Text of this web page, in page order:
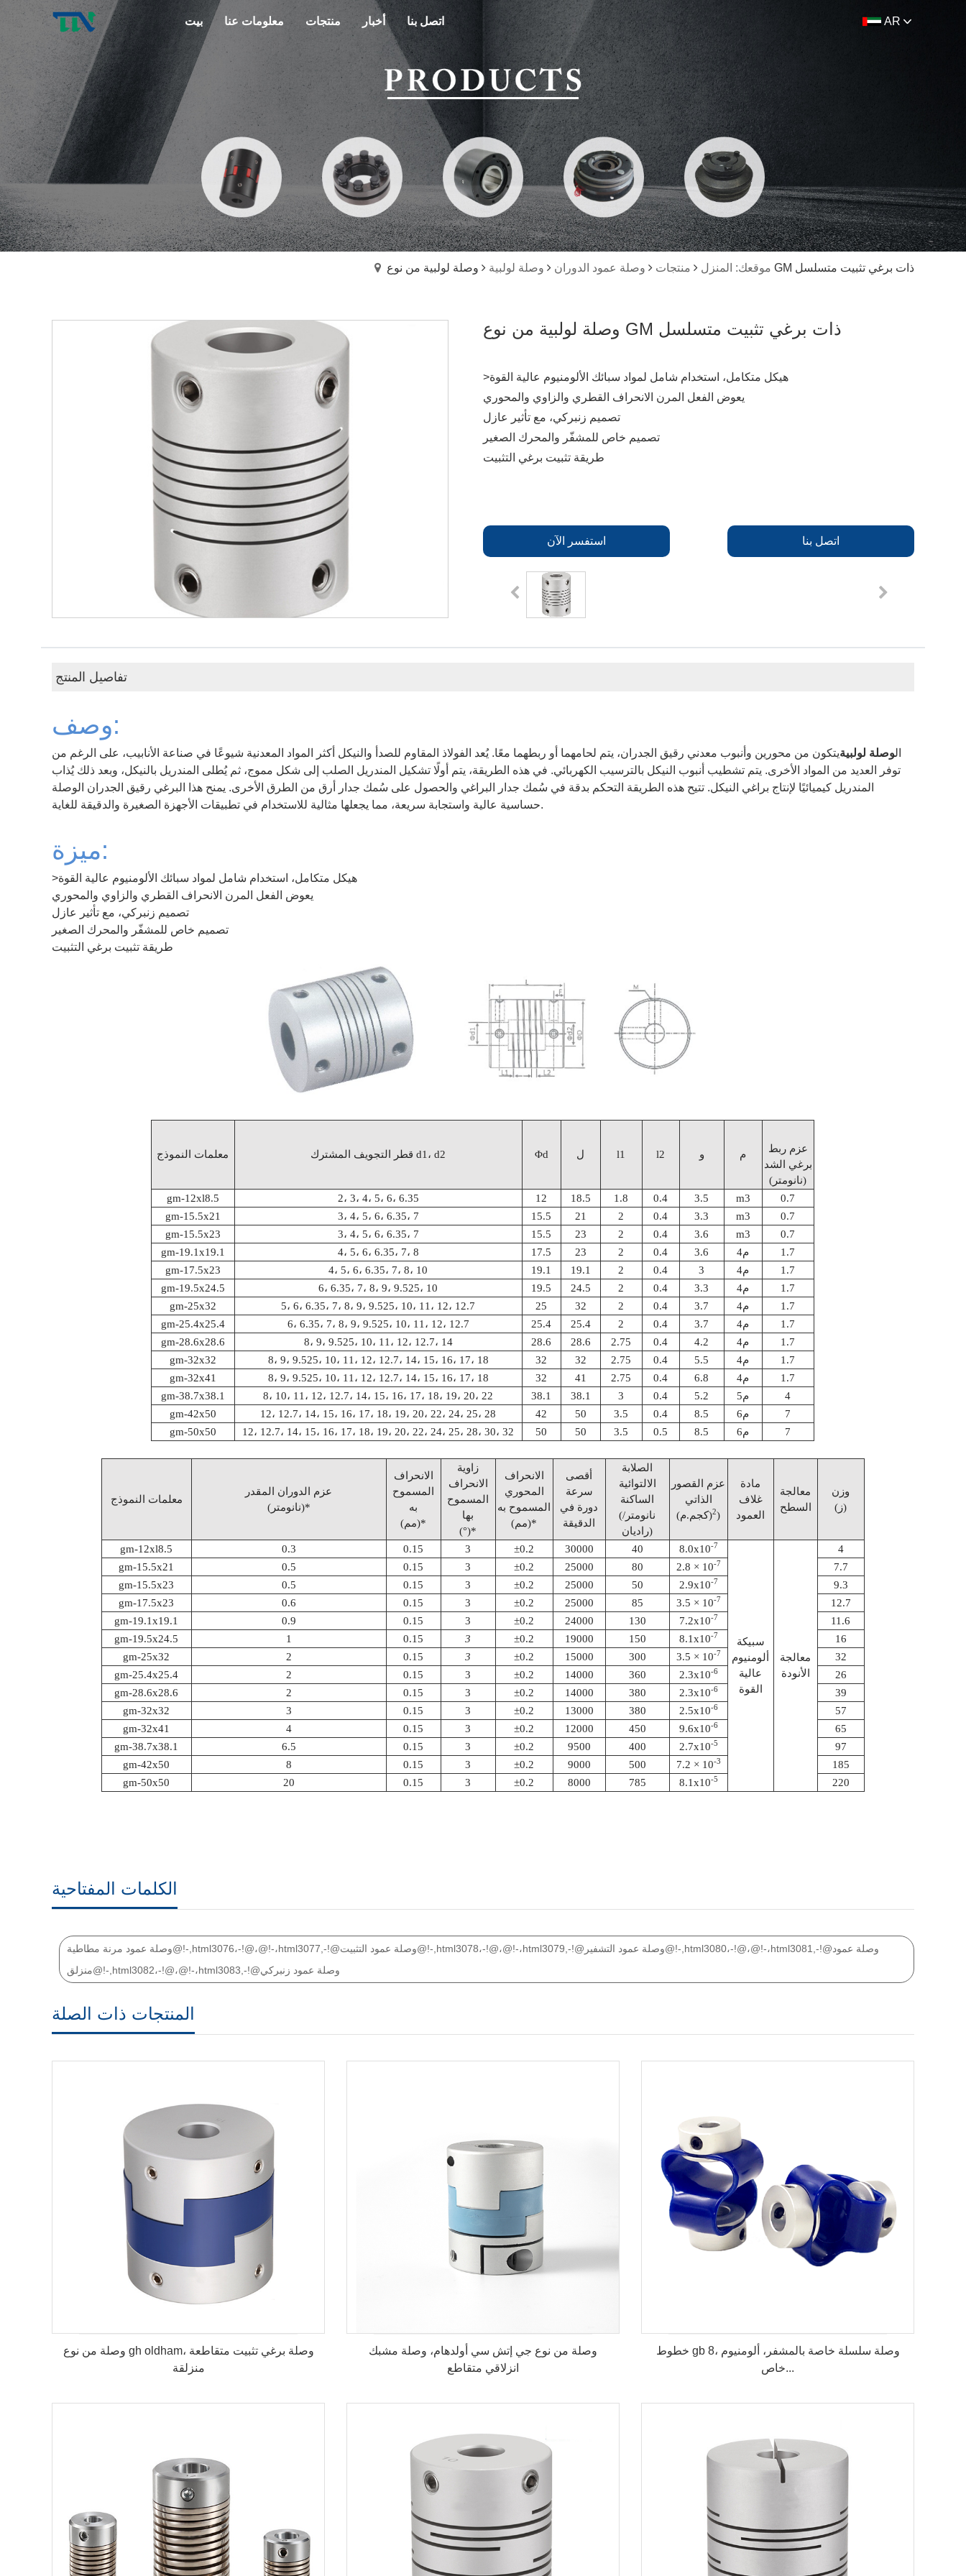
بيت معلومات عنا منتجات أخبار اتصل بنا AR
موقعك: المنزل منتجات وصلة عمود الدوران وصلة لولبية وصلة لولبية من نوع GM ذات برغي تثبيت متسلسل
وصلة لولبية من نوع GM ذات برغي تثبيت متسلسل
>هيكل متكامل، استخدام شامل لمواد سبائك الألومنيوم عالية القوة
يعوض الفعل المرن الانحراف القطري والزاوي والمحوري
تصميم زنبركي، مع تأثير عازل
تصميم خاص للمشفّر والمحرك الصغير
طريقة تثبيت برغي التثبيت
استفسر الآن اتصل بنا
تفاصيل المنتج
وصف:
الوصلة لولبيةيتكون من محورين وأنبوب معدني رقيق الجدران، يتم لحامهما أو ربطهما معًا. يُعد الفولاذ المقاوم للصدأ والنيكل أكثر المواد المعدنية شيوعًا في صناعة الأنابيب، على الرغم من
توفر العديد من المواد الأخرى. يتم تشطيب أنبوب النيكل بالترسيب الكهربائي. في هذه الطريقة، يتم أولًا تشكيل المندريل الصلب إلى شكل مموج، ثم يُطلى المندريل بالنيكل، وبعد ذلك يُذاب
المندريل كيميائيًا لإنتاج براغي النيكل. تتيح هذه الطريقة التحكم بدقة في سُمك جدار البراغي والحصول على سُمك جدار أرق من الطرق الأخرى. يمنح هذا البرغي رقيق الجدران الوصلة
حساسية عالية واستجابة سريعة، مما يجعلها مثالية للاستخدام في تطبيقات الأجهزة الصغيرة والدقيقة للغاية.
ميزة:
>هيكل متكامل، استخدام شامل لمواد سبائك الألومنيوم عالية القوة
يعوض الفعل المرن الانحراف القطري والزاوي والمحوري
تصميم زنبركي، مع تأثير عازل
تصميم خاص للمشفّر والمحرك الصغير
طريقة تثبيت برغي التثبيت
معلمات النموذج قطر التجويف المشترك d1، d2 Φd ل l1 l2 و م
عزم ربط
برغي الشد
(نانومتر)
gm-12xl8.5
2، 3، 4، 5، 6، 6.35 12 18.5 1.8 0.4 3.5 m3
0.7
gm-15.5x21
3، 4، 5، 6، 6.35، 7 15.5 21 2 0.4 3.3 m3
0.7
gm-15.5x23
3، 4، 5، 6، 6.35، 7 15.5 23 2 0.4 3.6 m3
0.7
gm-19.1x19.1
4، 5، 6، 6.35، 7، 8 17.5 23 2 0.4 3.6 م4
1.7
gm-17.5x23
4، 5، 6، 6.35، 7، 8، 10 19.1 19.1 2 0.4 3 م4
1.7
gm-19.5x24.5
6، 6.35، 7، 8، 9، 9.525، 10 19.5 24.5 2 0.4 3.3 م4
1.7
gm-25x32
5، 6، 6.35، 7، 8، 9، 9.525، 10، 11، 12، 12.7 25 32 2 0.4 3.7 م4
1.7
gm-25.4x25.4
6، 6.35، 7، 8، 9، 9.525، 10، 11، 12، 12.7 25.4 25.4 2 0.4 3.7 م4
1.7
gm-28.6x28.6
8، 9، 9.525، 10، 11، 12، 12.7، 14 28.6 28.6 2.75 0.4 4.2 م4
1.7
gm-32x32
8، 9، 9.525، 10، 11، 12، 12.7، 14، 15، 16، 17، 18 32 32 2.75 0.4 5.5 م4
1.7
gm-32x41
8، 9، 9.525، 10، 11، 12، 12.7، 14، 15، 16، 17، 18 32 41 2.75 0.4 6.8 م4
1.7
gm-38.7x38.1
8، 10، 11، 12، 12.7، 14، 15، 16، 17، 18، 19، 20، 22 38.1 38.1 3 0.4 5.2 م5
4
gm-42x50
12، 12.7، 14، 15، 16، 17، 18، 19، 20، 22، 24، 25، 28 42 50 3.5 0.4 8.5 م6
7
gm-50x50
12، 12.7، 14، 15، 16، 17، 18، 19، 20، 22، 24، 25، 28، 30، 32 50 50 3.5 0.5 8.5 م6 7
معلمات النموذج
عزم الدوران المقدر
(نانومتر)*
الانحراف
المسموح
به
(مم)*
زاوية
الانحراف
المسموح
بها
(°)*
الانحراف
المحوري
المسموح به
(مم)*
أقصى
سرعة
دورة في
الدقيقة
الصلابة
الالتوائية
الساكنة
(نانومتر/
راديان)
عزم القصور
الذاتي
(كجم.م)2)
مادة
غلاف
العمود
معالجة
السطح
وزن
(ز)
gm-12xl8.5 0.3 0.15 3 ±0.2 30000 40 8.0x10-7
سبيكة
ألومنيوم
عالية
القوة
معالجة
الأنودة
4
gm-15.5x21
0.5 0.15 3 ±0.2 25000 80 2.8 × 10-7
7.7
gm-15.5x23
0.5 0.15 3 ±0.2 25000 50 2.9x10-7
9.3
gm-17.5x23
0.6 0.15 3 ±0.2 25000 85 3.5 × 10-7
12.7
gm-19.1x19.1
0.9 0.15 3 ±0.2 24000 130 7.2x10-7
11.6
gm-19.5x24.5
1 0.15 3 ±0.2 19000 150 8.1x10-7
16
gm-25x32
2 0.15 3 ±0.2 15000 300 3.5 × 10-7
32
gm-25.4x25.4
2 0.15 3 ±0.2 14000 360 2.3x10-6
26
gm-28.6x28.6
2 0.15 3 ±0.2 14000 380 2.3x10-6
39
gm-32x32
3 0.15 3 ±0.2 13000 380 2.5x10-6
57
gm-32x41
4 0.15 3 ±0.2 12000 450 9.6x10-6
65
gm-38.7x38.1
6.5 0.15 3 ±0.2 9500 400 2.7x10-5
97
gm-42x50
8 0.15 3 ±0.2 9000 500 7.2 × 10-3
185
gm-50x50
20 0.15 3 ±0.2 8000 785 8.1x10-5 220
الكلمات المفتاحية
وصلة عمود مرنة مطاطية@!-,html3076،-!@،@!-،html3077,-!@وصلة عمود التثبيت@!-,html3078،-!@،@!-،html3079,-!@وصلة عمود التشفير@!-,html3080،-!@،@!-،html3081,-!@وصلة عمود
منزلق@!-,html3082،-!@،@!-،html3083,-!@وصلة عمود زنبركي
المنتجات ذات الصلة
وصلة من نوع gh oldham، وصلة برغي تثبيت متقاطعة
منزلقة
وصلة من نوع جي إتش سي أولدهام، وصلة مشبك
انزلاقي متقاطع
خطوط gb 8، وصلة سلسلة خاصة بالمشفر، ألومنيوم
خاص...